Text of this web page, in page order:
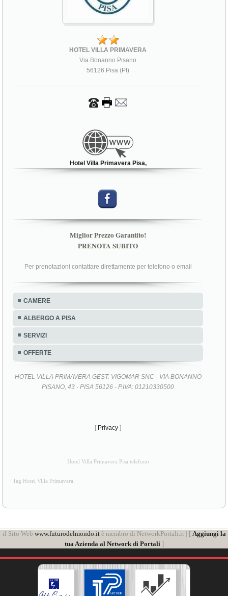
HOTEL VILLA PRIMAVERA
Via Bonanno Pisano
56126 Pisa (PI)
Hotel Villa Primavera Pisa,
Miglior Prezzo Garantito!
PRENOTA SUBITO
Per prenotazioni contattare direttamente per telefono o email
CAMERE
ALBERGO A PISA
SERVIZI
OFFERTE
HOTEL VILLA PRIMAVERA GEST. VIGOMAR SNC - VIA BONANNO
PISANO, 43 - PISA 56126 - P.IVA: 01210330500
[ Privacy ]
Hotel Villa Primavera Pisa telefono
Tag Hotel Villa Primavera
il Sito Web www.futurodelmondo.itè membro di NetworkPortali.it | [ Aggiungi la
tua Azienda al Network di Portali ]